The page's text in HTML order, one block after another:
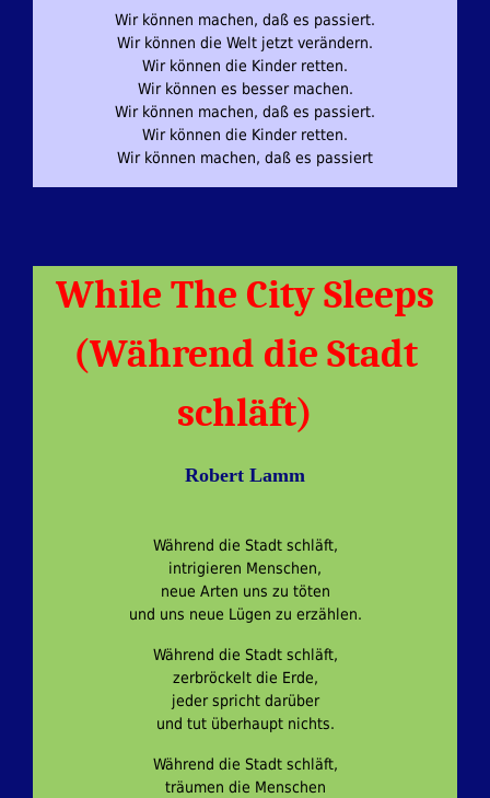
Wir können machen, daß es passiert.
Wir können die Welt jetzt verändern.
Wir können die Kinder retten.
Wir können es besser machen.
Wir können machen, daß es passiert.
Wir können die Kinder retten.
Wir können machen, daß es passiert
While The City Sleeps
(Während die Stadt
schläft)
Robert Lamm
Während die Stadt schläft,
intrigieren Menschen,
neue Arten uns zu töten
und uns neue Lügen zu erzählen.
Während die Stadt schläft,
zerbröckelt die Erde,
jeder spricht darüber
und tut überhaupt nichts.
Während die Stadt schläft,
träumen die Menschen